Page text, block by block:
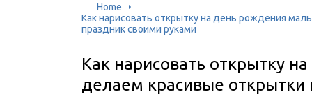
Home
Как нарисовать открытку на день рождения
праздник своими руками
Как нарисовать открытку
делаем красивые